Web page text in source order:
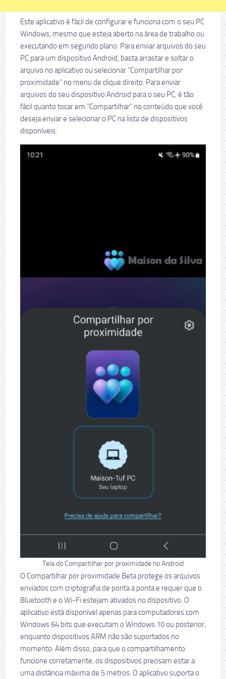
Este aplicativo é fácil de configurar e funciona com o seu PC
Windows, mesmo que esteja aberto na área de trabalho ou
executando em segundo plano. Para enviar arquivos do seu
PC para um dispositivo Android, basta arrastar e soltar o
arquivo no aplicativo ou selecionar “Compartilhar por
proximidade” no menu de clique direito. Para enviar
arquivos do seu dispositivo Android para o seu PC, é tão
fácil quanto tocar em “Compartilhar” no conteúdo que você
deseja enviar e selecionar o PC na lista de dispositivos
disponíveis.
Tela do Compartilhar por proximidade no Android
O Compartilhar por proximidade Beta protege os arquivos
enviados com criptografia de ponta a ponta e requer que o
Bluetooth e o Wi-Fi estejam ativados no dispositivo. O
aplicativo está disponível apenas para computadores com
Windows 64 bits que executam o Windows 10 ou posterior,
enquanto dispositivos ARM não são suportados no
momento. Além disso, para que o compartilhamento
funcione corretamente, os dispositivos precisam estar a
uma distância máxima de 5 metros. O aplicativo suporta o